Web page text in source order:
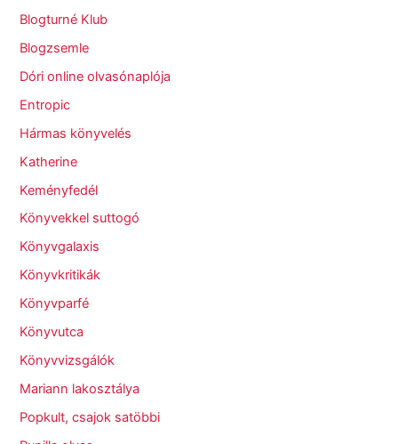
Blogturné Klub
Blogzsemle
Dóri online olvasónaplója
Entropic
Hármas könyvelés
Katherine
Keményfedél
Könyvekkel suttogó
Könyvgalaxis
Könyvkritikák
Könyvparfé
Könyvutca
Könyvvizsgálók
Mariann lakosztálya
Popkult, csajok satöbbi